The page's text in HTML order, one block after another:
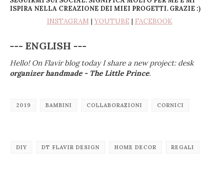
ISPIRA NELLA CREAZIONE DEI MIEI PROGETTI. GRAZIE :)
INSTAGRAM | YOUTUBE | FACEBOOK
--- ENGLISH ---
Hello! On Flavir blogtoday I share a new project: desk
organizer handmade - The Little Prince.
2019 BAMBINI COLLABORAZIONI CORNICI
DIY DT FLAVIR DESIGN HOME DECOR REGALI